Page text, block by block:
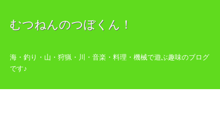
むつねんのつぼくん！
海・釣り・山・狩猟・川・音楽・料理・機械で遊ぶ趣味のブログ
です♪